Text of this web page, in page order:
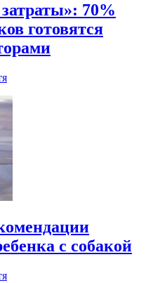
70%
готовятся
с собакой